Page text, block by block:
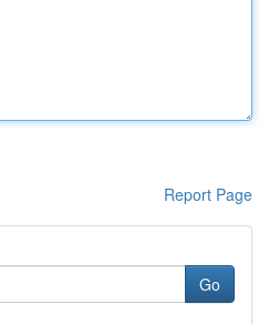
Report Page
Go